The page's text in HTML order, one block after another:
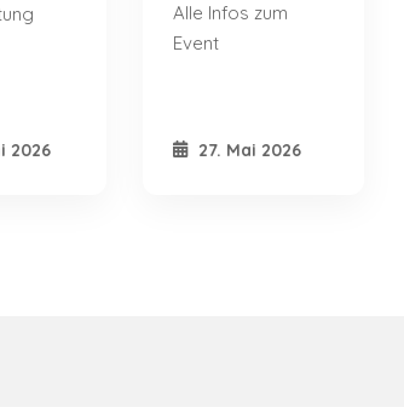
2026
Alle Infos zum
Event
27. Mai 2026